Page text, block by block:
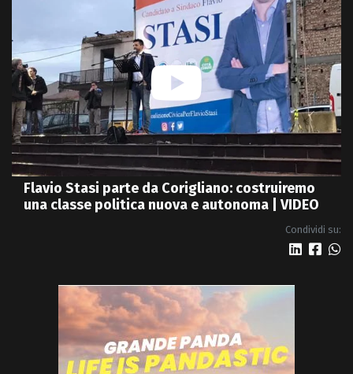
Flavio Stasi parte da Corigliano: costruiremo
una classe politica nuova e autonoma | VIDEO
Condividi su: